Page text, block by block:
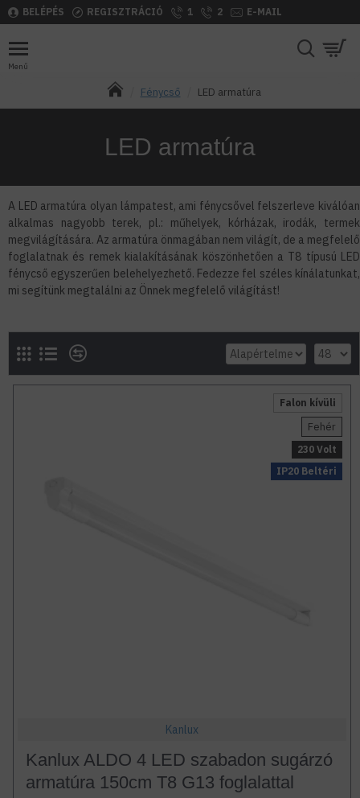
BELÉPÉS REGISZTRÁCIÓ 1 2 E-MAIL
Fénycső LED armatúra
LED armatúra
A LED armatúra olyan lámpatest, ami fénycsővel felszerleve kiválóan
alkalmas nagyobb terek, pl.: műhelyek, kórházak, irodák, termek
megvilágítására. Az armatúra önmagában nem világít, de a megfelelő
foglalatnak és remek kialakításának köszönhetően a T8 típusú LED
fénycső egyszerűen belehelyezhető. Fedezze fel széles kínálatunkat,
mi segítünk megtalálni az Önnek megfelelő világítást!
Falon kívüli
IP20 Beltéri
Fehér
230 Volt
Kanlux
Kanlux ALDO 4 LED szabadon sugárzó
armatúra 150cm T8 G13 foglalattal